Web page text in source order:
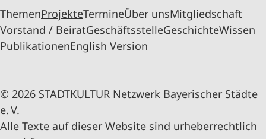
ThemenProjekteTermineÜber unsMitgliedschaft
Vorstand / BeiratGeschäftsstelleGeschichteWissen
PublikationenEnglish Version
© 2026 STADTKULTUR Netzwerk Bayerischer Städte
e. V.
Alle Texte auf dieser Website sind urheberrechtlich